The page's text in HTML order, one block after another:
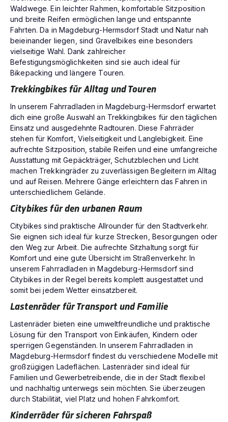
Waldwege. Ein leichter Rahmen, komfortable Sitzposition
und breite Reifen ermöglichen lange und entspannte
Fahrten. Da in Magdeburg-Hermsdorf Stadt und Natur nah
beieinander liegen, sind Gravelbikes eine besonders
vielseitige Wahl. Dank zahlreicher
Befestigungsmöglichkeiten sind sie auch ideal für
Bikepacking und längere Touren.
Trekkingbikes für Alltag und Touren
In unserem Fahrradladen in Magdeburg-Hermsdorf erwartet
dich eine große Auswahl an Trekkingbikes für den täglichen
Einsatz und ausgedehnte Radtouren. Diese Fahrräder
stehen für Komfort, Vielseitigkeit und Langlebigkeit. Eine
aufrechte Sitzposition, stabile Reifen und eine umfangreiche
Ausstattung mit Gepäckträger, Schutzblechen und Licht
machen Trekkingräder zu zuverlässigen Begleitern im Alltag
und auf Reisen. Mehrere Gänge erleichtern das Fahren in
unterschiedlichem Gelände.
Citybikes für den urbanen Raum
Citybikes sind praktische Allrounder für den Stadtverkehr.
Sie eignen sich ideal für kurze Strecken, Besorgungen oder
den Weg zur Arbeit. Die aufrechte Sitzhaltung sorgt für
Komfort und eine gute Übersicht im Straßenverkehr. In
unserem Fahrradladen in Magdeburg-Hermsdorf sind
Citybikes in der Regel bereits komplett ausgestattet und
somit bei jedem Wetter einsatzbereit.
Lastenräder für Transport und Familie
Lastenräder bieten eine umweltfreundliche und praktische
Lösung für den Transport von Einkäufen, Kindern oder
sperrigen Gegenständen. In unserem Fahrradladen in
Magdeburg-Hermsdorf findest du verschiedene Modelle mit
großzügigen Ladeflächen. Lastenräder sind ideal für
Familien und Gewerbetreibende, die in der Stadt flexibel
und nachhaltig unterwegs sein möchten. Sie überzeugen
durch Stabilität, viel Platz und hohen Fahrkomfort.
Kinderräder für sicheren Fahrspaß